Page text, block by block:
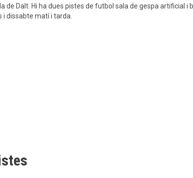
de Dalt. Hi ha dues pistes de futbol sala de gespa artificial i
i dissabte matí i tarda.